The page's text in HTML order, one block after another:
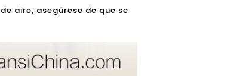
aire, asegúrese de que se